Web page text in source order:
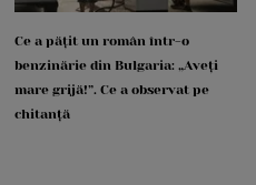
Ce a pățit un român într-o
benzinărie din Bulgaria: „Aveți
mare grijă!”. Ce a observat pe
chitanță